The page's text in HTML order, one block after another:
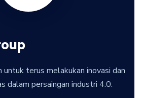
terus melakukan inovasi dan
dalam persaingan industri 4.0.